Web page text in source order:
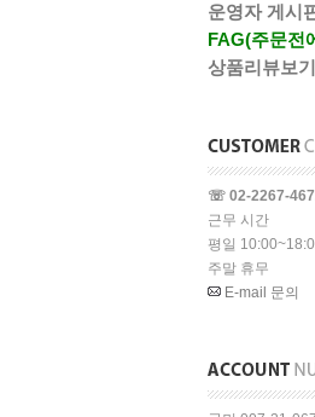
운영자 게시
FAG(주문전
상품리뷰보기
☏ 02-2267-
근무 시간
평일
주말 휴무
E-mail 문의